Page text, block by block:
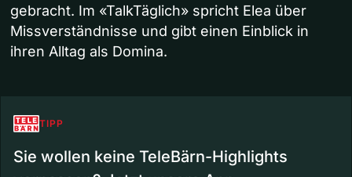
gebracht. Im «TalkTäglich» spricht Elea über
Missverständnisse und gibt einen Einblick in
ihren Alltag als Domina.
TIPP
Sie wollen keine TeleBärn-Highlights